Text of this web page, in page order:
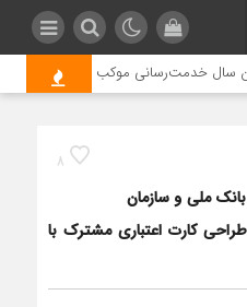
سال خدمت‌رسانی موکب امام رضا (ع)
8
ملی و سازمان
کارت اعتباری مشترک با